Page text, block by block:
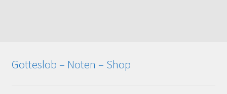
Gotteslob – Noten – Shop